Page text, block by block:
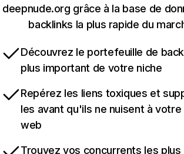
deepnude.org grâce à la base de
backlinks la plus rapide du
Découvrez le portefeuille de
plus important de votre niche
Repérez les liens toxiques et
les avant qu'ils ne nuisent à
web
Trouvez vos concurrents les